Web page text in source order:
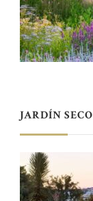
JARDÍN SECO